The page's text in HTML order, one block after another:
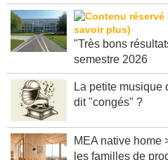
"Très bons
semestre 2026
La petite musique
dit "congés" ?
MEA native home
les familles de